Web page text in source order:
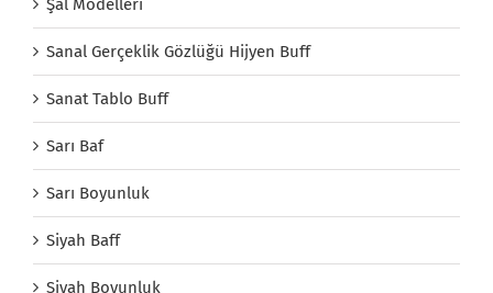
Şal Modelleri
Sanal Gerçeklik Gözlüğü Hijyen Buff
Sanat Tablo Buff
Sarı Baf
Sarı Boyunluk
Siyah Baff
Siyah Boyunluk